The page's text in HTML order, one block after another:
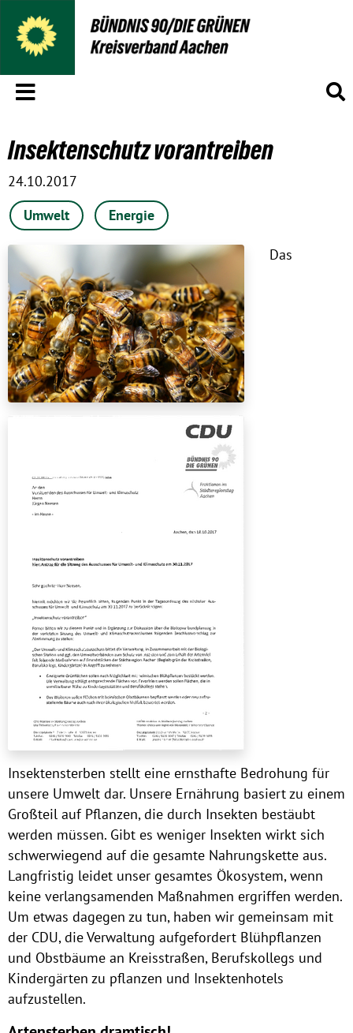
Menü
Insektenschutz vorantreiben
24.10.2017
Umwelt
Energie
Das
Insektensterben stellt eine ernsthafte Bedrohung für
unsere Umwelt dar. Unsere Ernährung basiert zu einem
Großteil auf Pflanzen, die durch Insekten bestäubt
werden müssen. Gibt es weniger Insekten wirkt sich
schwerwiegend auf die gesamte Nahrungskette aus.
Langfristig leidet unser gesamtes Ökosystem, wenn
keine verlangsamenden Maßnahmen ergriffen werden.
Um etwas dagegen zu tun, haben wir gemeinsam mit
der CDU, die Verwaltung aufgefordert Blühpflanzen
und Obstbäume an Kreisstraßen, Berufskollegs und
Kindergärten zu pflanzen und Insektenhotels
aufzustellen.